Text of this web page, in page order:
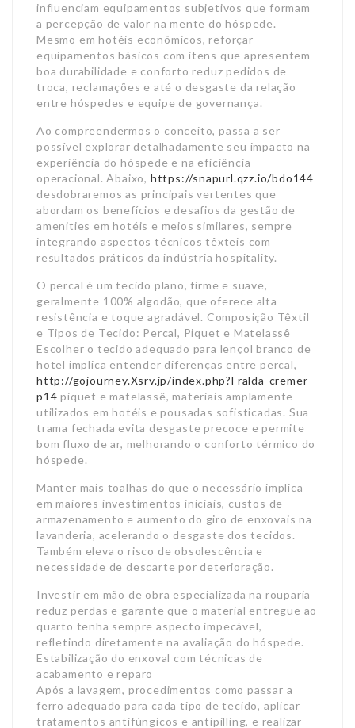
influenciam equipamentos subjetivos que formam
a percepção de valor na mente do hóspede.
Mesmo em hotéis econômicos, reforçar
equipamentos básicos com itens que apresentem
boa durabilidade e conforto reduz pedidos de
troca, reclamações e até o desgaste da relação
entre hóspedes e equipe de governança.
Ao compreendermos o conceito, passa a ser
possível explorar detalhadamente seu impacto na
experiência do hóspede e na eficiência
operacional. Abaixo, https://snapurl.qzz.io/bdo144
desdobraremos as principais vertentes que
abordam os benefícios e desafios da gestão de
amenities em hotéis e meios similares, sempre
integrando aspectos técnicos têxteis com
resultados práticos da indústria hospitality.
O percal é um tecido plano, firme e suave,
geralmente 100% algodão, que oferece alta
resistência e toque agradável. Composição Têxtil
e Tipos de Tecido: Percal, Piquet e Matelassê
Escolher o tecido adequado para lençol branco de
hotel implica entender diferenças entre percal,
http://gojourney.Xsrv.jp/index.php?Fralda-cremer-
p14 piquet e matelassê, materiais amplamente
utilizados em hotéis e pousadas sofisticadas. Sua
trama fechada evita desgaste precoce e permite
bom fluxo de ar, melhorando o conforto térmico do
hóspede.
Manter mais toalhas do que o necessário implica
em maiores investimentos iniciais, custos de
armazenamento e aumento do giro de enxovais na
lavanderia, acelerando o desgaste dos tecidos.
Também eleva o risco de obsolescência e
necessidade de descarte por deterioração.
Investir em mão de obra especializada na rouparia
reduz perdas e garante que o material entregue ao
quarto tenha sempre aspecto impecável,
refletindo diretamente na avaliação do hóspede.
Estabilização do enxoval com técnicas de
acabamento e reparo
Após a lavagem, procedimentos como passar a
ferro adequado para cada tipo de tecido, aplicar
tratamentos antifúngicos e antipilling, e realizar